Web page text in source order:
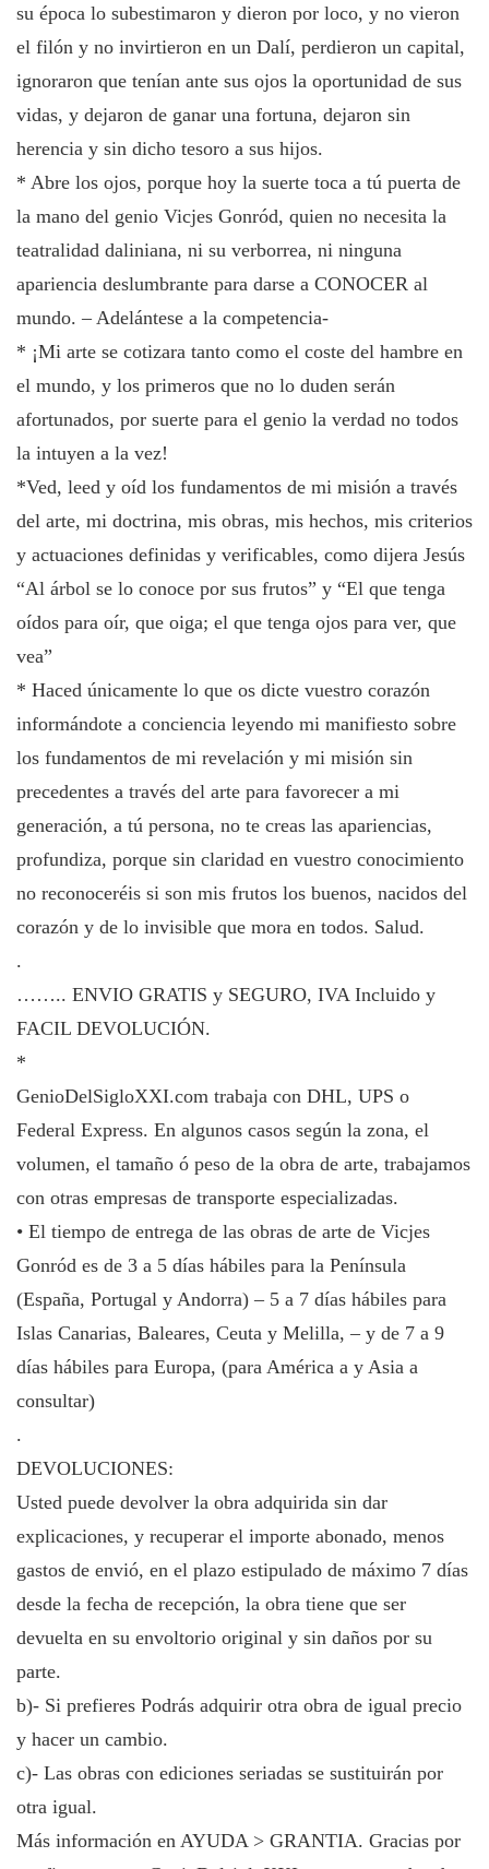
su época lo subestimaron y dieron por loco, y no vieron
el filón y no invirtieron en un Dalí, perdieron un capital,
ignoraron que tenían ante sus ojos la oportunidad de sus
vidas, y dejaron de ganar una fortuna, dejaron sin
herencia y sin dicho tesoro a sus hijos.
* Abre los ojos, porque hoy la suerte toca a tú puerta de
la mano del genio Vicjes Gonród, quien no necesita la
teatralidad daliniana, ni su verborrea, ni ninguna
apariencia deslumbrante para darse a CONOCER al
mundo. – Adelántese a la competencia-
* ¡Mi arte se cotizara tanto como el coste del hambre en
el mundo, y los primeros que no lo duden serán
afortunados, por suerte para el genio la verdad no todos
la intuyen a la vez!
*Ved, leed y oíd los fundamentos de mi misión a través
del arte, mi doctrina, mis obras, mis hechos, mis criterios
y actuaciones definidas y verificables, como dijera Jesús
“Al árbol se lo conoce por sus frutos” y “El que tenga
oídos para oír, que oiga; el que tenga ojos para ver, que
vea”
* Haced únicamente lo que os dicte vuestro corazón
informándote a conciencia leyendo mi manifiesto sobre
los fundamentos de mi revelación y mi misión sin
precedentes a través del arte para favorecer a mi
generación, a tú persona, no te creas las apariencias,
profundiza, porque sin claridad en vuestro conocimiento
no reconoceréis si son mis frutos los buenos, nacidos del
corazón y de lo invisible que mora en todos. Salud.
.
…….. ENVIO GRATIS y SEGURO, IVA Incluido y
FACIL DEVOLUCIÓN.
*
GenioDelSigloXXI.com trabaja con DHL, UPS o
Federal Express. En algunos casos según la zona, el
volumen, el tamaño ó peso de la obra de arte, trabajamos
con otras empresas de transporte especializadas.
• El tiempo de entrega de las obras de arte de Vicjes
Gonród es de 3 a 5 días hábiles para la Península
(España, Portugal y Andorra) – 5 a 7 días hábiles para
Islas Canarias, Baleares, Ceuta y Melilla, – y de 7 a 9
días hábiles para Europa, (para América a y Asia a
consultar)
.
DEVOLUCIONES:
Usted puede devolver la obra adquirida sin dar
explicaciones, y recuperar el importe abonado, menos
gastos de envió, en el plazo estipulado de máximo 7 días
desde la fecha de recepción, la obra tiene que ser
devuelta en su envoltorio original y sin daños por su
parte.
b)- Si prefieres Podrás adquirir otra obra de igual precio
y hacer un cambio.
c)- Las obras con ediciones seriadas se sustituirán por
otra igual.
Más información en AYUDA > GRANTIA. Gracias por